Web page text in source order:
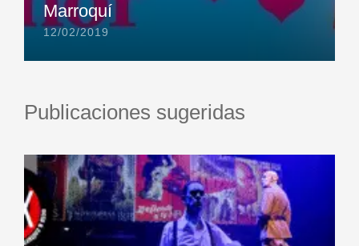
Marroquí
12/02/2019
Publicaciones sugeridas